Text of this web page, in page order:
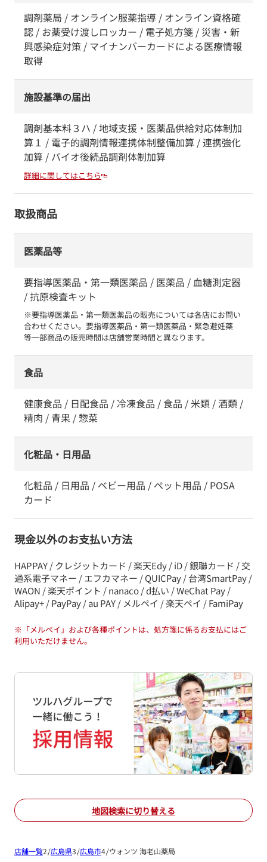
調剤薬局 / オンライン服薬指導 / オンライン資格確
認 / お薬受け渡しロッカー / 電子処方箋 / 災害・新
興感染症対策 / マイナンバーカードによる医療情報
取得
施設基準の届出
調剤基本料３ハ / 地域支援・医薬品供給対応体制加
算１ / 電子的調剤情報連携体制整備加算 / 連携強化
加算 / バイオ後続品調剤体制加算
詳細に関してはこちら
取扱商品
医薬品等
要指導医薬品・第一類医薬品 / 医薬品 / 血糖測定器
/ 抗原検査キット
※要指導医薬品・第一類医薬品の販売については各店にお問い
合わせください。要指導医薬品・第一類医薬品・緊急避妊薬
等一部商品の販売時間は店舗営業時間と異なります。
食品
健康食品 / 日配食品 / 冷凍食品 / 食品 / 米類 / 酒類 /
精肉 / 青果 / 惣菜
化粧品・日用品
化粧品 / 日用品 / ベビー用品 / ペット用品 / POSA
カード
現金以外のお支払い方法
HAPPAY / クレジットカード / 楽天Edy / iD / 銀聯カード / 交
通系電子マネー / エフカマネー / QUICPay / 台湾SmartPay /
WAON / 楽天ポイント / nanaco / d払い / WeChat Pay /
Alipay+ / PayPay / au PAY / メルペイ / 楽天ペイ / FamiPay
※ 「メルペイ」および各種ポイントは、処方箋に係るお支払にはご
利用いただけません。
地図検索に切り替える
店舗一覧 広島県 広島市 ウォンツ 海老山薬局